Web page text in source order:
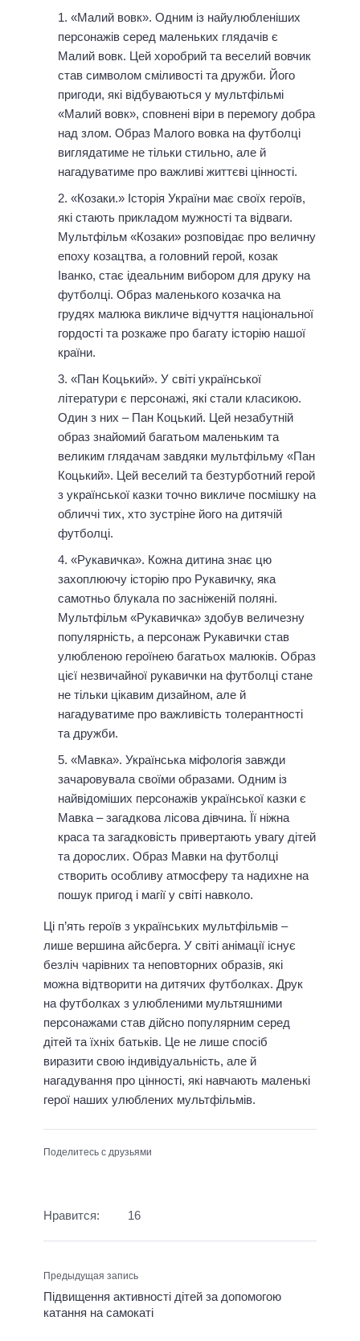
«Малий вовк». Одним із найулюбленіших
персонажів серед маленьких глядачів є
Малий вовк. Цей хоробрий та веселий вовчик
став символом сміливості та дружби. Його
пригоди, які відбуваються у мультфільмі
«Малий вовк», сповнені віри в перемогу добра
над злом. Образ Малого вовка на футболці
виглядатиме не тільки стильно, але й
нагадуватиме про важливі життєві цінності.
«Козаки.» Історія України має своїх героїв,
які стають прикладом мужності та відваги.
Мультфільм «Козаки» розповідає про величну
епоху козацтва, а головний герой, козак
Іванко, стає ідеальним вибором для друку на
футболці. Образ маленького козачка на
грудях малюка викличе відчуття національної
гордості та розкаже про багату історію нашої
країни.
«Пан Коцький». У світі української
літератури є персонажі, які стали класикою.
Один з них – Пан Коцький. Цей незабутній
образ знайомий багатьом маленьким та
великим глядачам завдяки мультфільму «Пан
Коцький». Цей веселий та безтурботний герой
з української казки точно викличе посмішку на
обличчі тих, хто зустріне його на дитячій
футболці.
«Рукавичка». Кожна дитина знає цю
захоплюючу історію про Рукавичку, яка
самотньо блукала по засніженій поляні.
Мультфільм «Рукавичка» здобув величезну
популярність, а персонаж Рукавички став
улюбленою героїнею багатьох малюків. Образ
цієї незвичайної рукавички на футболці стане
не тільки цікавим дизайном, але й
нагадуватиме про важливість толерантності
та дружби.
«Мавка». Українська міфологія завжди
зачаровувала своїми образами. Одним із
найвідоміших персонажів української казки є
Мавка – загадкова лісова дівчина. Її ніжна
краса та загадковість привертають увагу дітей
та дорослих. Образ Мавки на футболці
створить особливу атмосферу та надихне на
пошук пригод і магії у світі навколо.
Ці п’ять героїв з українських мультфільмів –
лише вершина айсберга. У світі анімації існує
безліч чарівних та неповторних образів, які
можна відтворити на дитячих футболках. Друк
на футболках з улюбленими мультяшними
персонажами став дійсно популярним серед
дітей та їхніх батьків. Це не лише спосіб
виразити свою індивідуальність, але й
нагадування про цінності, які навчають маленькі
герої наших улюблених мультфільмів.
Поделитесь с друзьями
Нравится: 16
Предыдущая запись
Підвищення активності дітей за допомогою
катання на самокаті